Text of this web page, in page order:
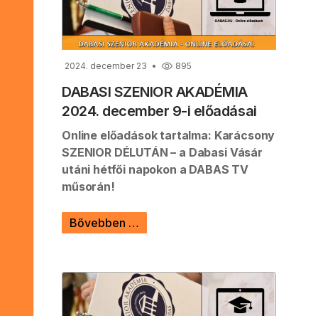
2024. december 23 895
DABASI SZENIOR AKADÉMIA
2024. december 9-i előadásai
Online előadások tartalma: Karácsony
SZENIOR DÉLUTÁN – a Dabasi Vásár
utáni hétfői napokon a DABAS TV
műsorán!
Bővebben …